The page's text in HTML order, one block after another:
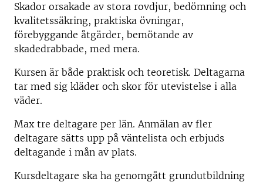
Skador orsakade av stora rovdjur, bedömning och
kvalitetssäkring, praktiska övningar,
förebyggande åtgärder, bemötande av
skadedrabbade, med mera.
Kursen är både praktisk och teoretisk. Deltagarna
tar med sig kläder och skor för utevistelse i alla
väder.
Max tre deltagare per län. Anmälan av fler
deltagare sätts upp på väntelista och erbjuds
deltagande i mån av plats.
Kursdeltagare ska ha genomgått grundutbildning